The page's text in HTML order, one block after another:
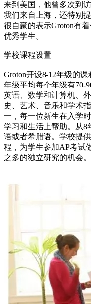
来到美国，他曾多次到
我们来自上海，还特别
很自豪的表示Groton有
优秀学生。
学校课程设置
Groton开设8-12年级的
年级平均每个年级有70-
英语、数学和计算机、
史、艺术、音乐和学术
一，每一位新生在入学
学习和生活上帮助。从8
语或者希腊语。学校提
程，为学生参加AP考试
之多的独立研究的机会。